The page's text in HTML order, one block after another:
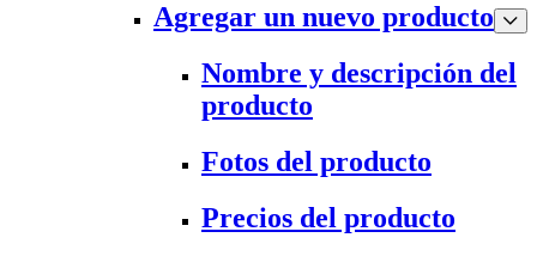
Agregar un nuevo producto
Nombre y descripción del
producto
Fotos del producto
Precios del producto